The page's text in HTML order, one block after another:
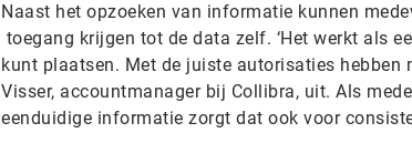
Naast het opzoeken van informatie kunnen
toegang krijgen tot de data zelf. ‘Het werkt als
kunt plaatsen. Met de juiste autorisaties hebben
Visser, accountmanager bij Collibra, uit. Als
eenduidige informatie zorgt dat ook voor